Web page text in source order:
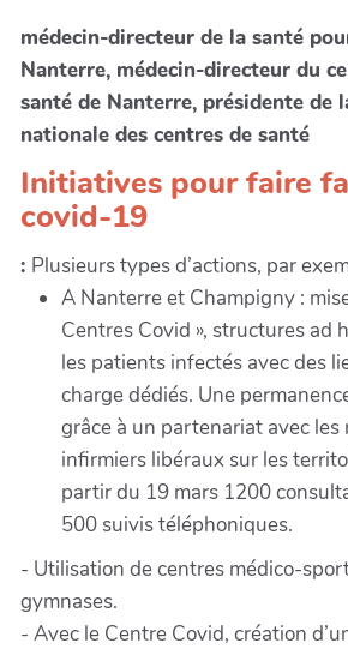
médecin-directeur de la santé
Nanterre, médecin-directeur du
santé de Nanterre, présidente de
nationale des centres de santé
Initiatives pour faire
covid-19
: Plusieurs types d’actions, par
A Nanterre et Champigny :
Centres Covid », structures ad
les patients infectés avec des
charge dédiés. Une
grâce à un partenariat avec les
infirmiers libéraux sur les
partir du 19 mars 1200
500 suivis téléphoniques.
- Utilisation de centres médico-
gymnases.
- Avec le Centre Covid, création